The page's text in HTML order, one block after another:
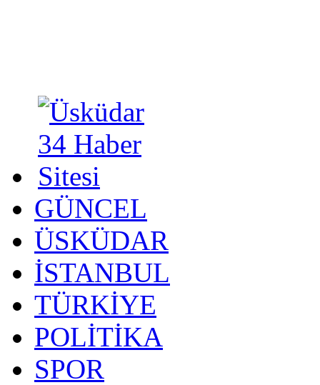
GÜNCEL
ÜSKÜDAR
İSTANBUL
TÜRKİYE
POLİTİKA
SPOR